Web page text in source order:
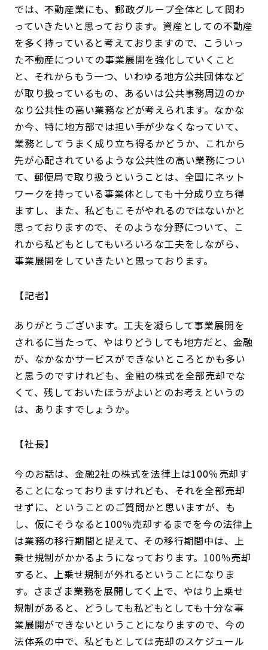
では、不動産業にも、郵政グループ全体として関わ
っていきたいと思っております。資産としての不動産
を多く持っていると考えておりますので、こういっ
た不動産についての事業展開を強化していくこと
と、それからもう一つ、いわゆる地方公共団体など
が取り扱っているもの、あるいは公共事務周辺のか
なり公共性の高い業務などが考えられます。なかな
か今、特に地方部では担い手が少なくなっていて、
業務としてうまく成り立ち得るかどうか、これから
先が心配されているような公共性の高い業務につい
て、郵便局で取り扱うということは、全国にネット
ワークを持っている事業体としても十分成り立ち得
ますし、また、私どもこそがやれるのではないかと
思っておりますので、そのような分野について、こ
れから私どもとしてもいろいろな工夫をしながら、
事業展開をしていきたいと思っております。
記者
ありがとうございます。工夫を凝らして事業展開を
されるに当たって、やはりどうしても地方だと、金融
が、なかなかサービスができないところとかも多い
と思うのですけれども、金融の株式を全部売却でな
くて、残しておいたほうがよいとのお考えというの
は、ありますでしょうか。
社長
今のお話は、金融2社の株式を法律上は100％売却す
ることになっておりますけれども、それを全部売却
せずに、ということのご質問かと思いますが、も
し、仮にそうなると100％売却するまでを今の法律上
は業務の移行期間と捉えて、その移行期間中は、上
乗せ規制がかかるようになっております。100％売却
すると、上乗せ規制が外れるということになりま
す。さまざま業務を展開してく上で、やはり上乗せ
規制があると、どうしても私どもとしても十分な事
業展開ができないということになりますので、今の
法体系の中で、私どもとしては売却のスケジュール